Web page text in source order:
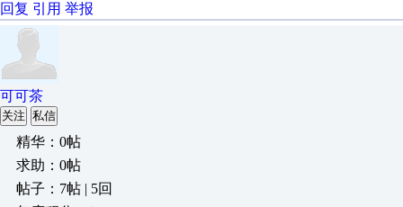
回复 引用 举报
可可茶
关注 私信
精华：0帖
求助：0帖
帖子：7帖 | 5回